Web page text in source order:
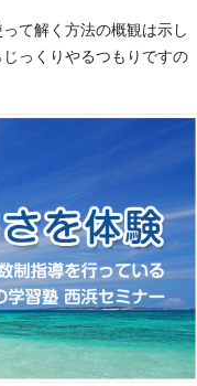
て解く方法の概観は示し
っくりやるつもりですの